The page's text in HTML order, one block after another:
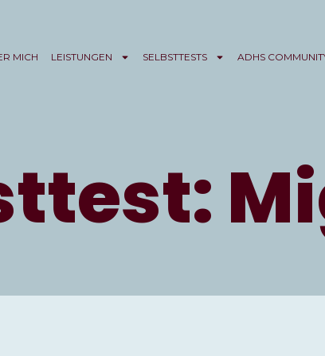
MICH LEISTUNGEN SELBSTTESTS ADHS